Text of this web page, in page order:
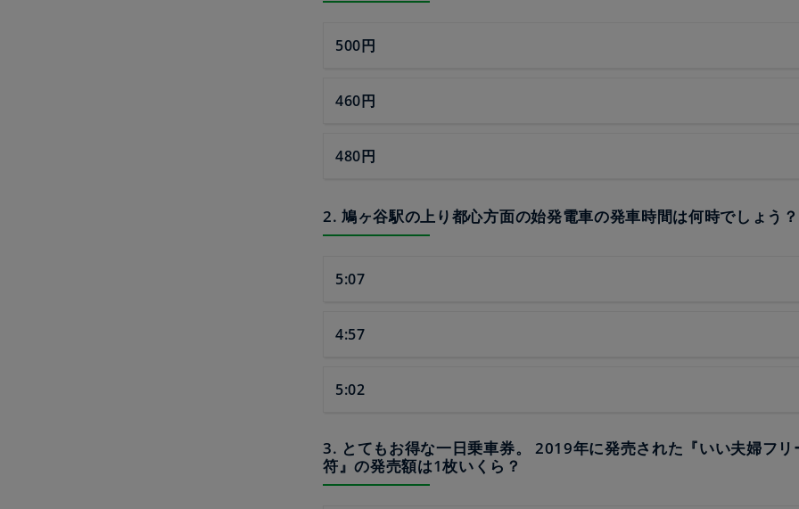
500円
460円
480円
2. 鳩ヶ谷駅の上り都心方面の始発電車の発車時間は何時でしょう？
5:07
4:57
5:02
3. とてもお得な一日乗車券。 2019年に発売された『いい夫婦フリ
符』の発売額は1枚いくら？